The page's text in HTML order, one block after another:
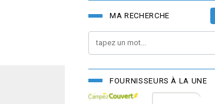
MA RECHERCHE
FOURNISSEURS À LA UNE